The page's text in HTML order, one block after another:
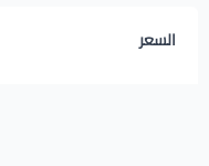
السعر